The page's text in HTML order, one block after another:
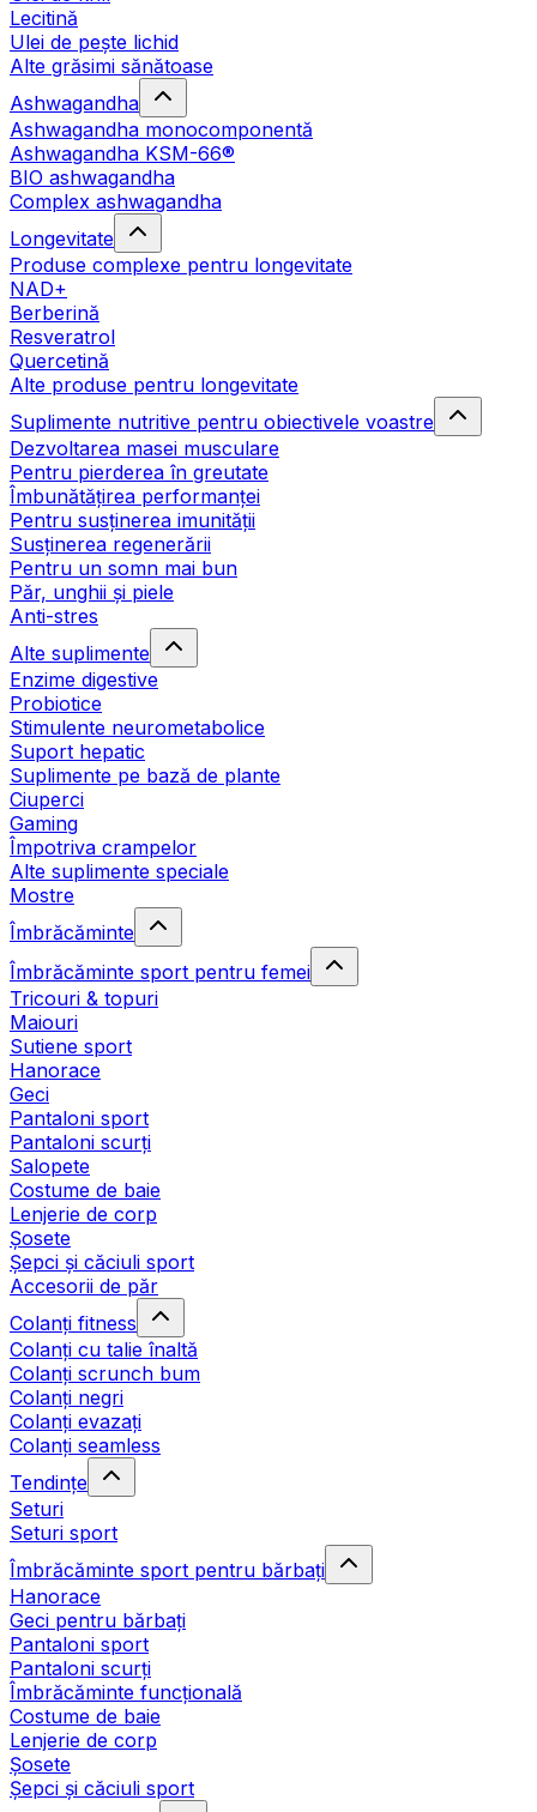
Lecitină
Ulei de pește lichid
Alte grăsimi sănătoase
Ashwagandha
Ashwagandha monocomponentă
Ashwagandha KSM-66®
BIO ashwagandha
Complex ashwagandha
Longevitate
Produse complexe pentru longevitate
NAD+
Berberină
Resveratrol
Quercetină
Alte produse pentru longevitate
Suplimente nutritive pentru obiectivele voastre
Dezvoltarea masei musculare
Pentru pierderea în greutate
Îmbunătățirea performanței
Pentru susținerea imunității
Susținerea regenerării
Pentru un somn mai bun
Păr, unghii și piele
Anti-stres
Alte suplimente
Enzime digestive
Probiotice
Stimulente neurometabolice
Suport hepatic
Suplimente pe bază de plante
Ciuperci
Gaming
Împotriva crampelor
Alte suplimente speciale
Mostre
Îmbrăcăminte
Îmbrăcăminte sport pentru femei
Tricouri & topuri
Maiouri
Sutiene sport
Hanorace
Geci
Pantaloni sport
Pantaloni scurți
Salopete
Costume de baie
Lenjerie de corp
Șosete
Șepci și căciuli sport
Accesorii de păr
Colanți fitness
Colanți cu talie înaltă
Colanți scrunch bum
Colanți negri
Colanți evazați
Colanți seamless
Tendințe
Seturi
Seturi sport
Îmbrăcăminte sport pentru bărbați
Hanorace
Geci pentru bărbați
Pantaloni sport
Pantaloni scurți
Îmbrăcăminte funcțională
Costume de baie
Lenjerie de corp
Șosete
Șepci și căciuli sport